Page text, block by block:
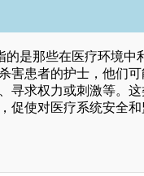
的是那些在医疗环境中
害患者的护士，他们
寻求权力或刺激等。
促使对医疗系统安全